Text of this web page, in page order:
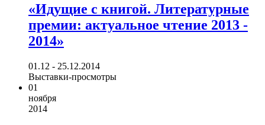
«Идущие с книгой. Литературные
премии: актуальное чтение 2013 -
2014»
01.12 - 25.12.2014
Выставки-просмотры
01
ноября
2014